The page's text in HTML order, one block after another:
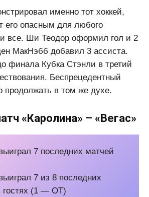
именно тот хоккей,
его опасным для любого
все. Ши Теодор оформил гол и 2
МакНэбб добавил 3 ассиста.
финала Кубка Стэнли в третий
Беспрецедентный
продолжать в том же духе.
«Каролина» – «Вегас»
7 последних матчей
7 из 8 последних
гостях (1 — ОТ)